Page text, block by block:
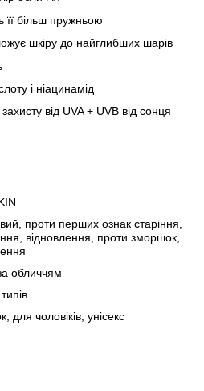
її більш пружньою
шкіру до найглибших шарів
і ніацинамід
від UVA + UVB від сонця
проти перших ознак старіння,
відновлення, проти зморшок,
обличчям
для чоловіків, унісекс